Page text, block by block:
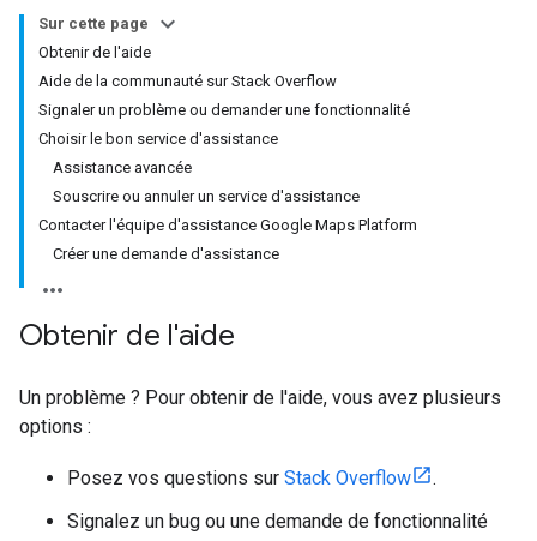
Sur cette page
Obtenir de l'aide
Aide de la communauté sur Stack Overflow
Signaler un problème ou demander une fonctionnalité
Choisir le bon service d'assistance
Assistance avancée
Souscrire ou annuler un service d'assistance
Contacter l'équipe d'assistance Google Maps Platform
Créer une demande d'assistance
Obtenir de l'aide
Un problème ? Pour obtenir de l'aide, vous avez plusieurs
options :
Posez vos questions sur Stack Overflow
.
Signalez un bug ou une demande de fonctionnalité